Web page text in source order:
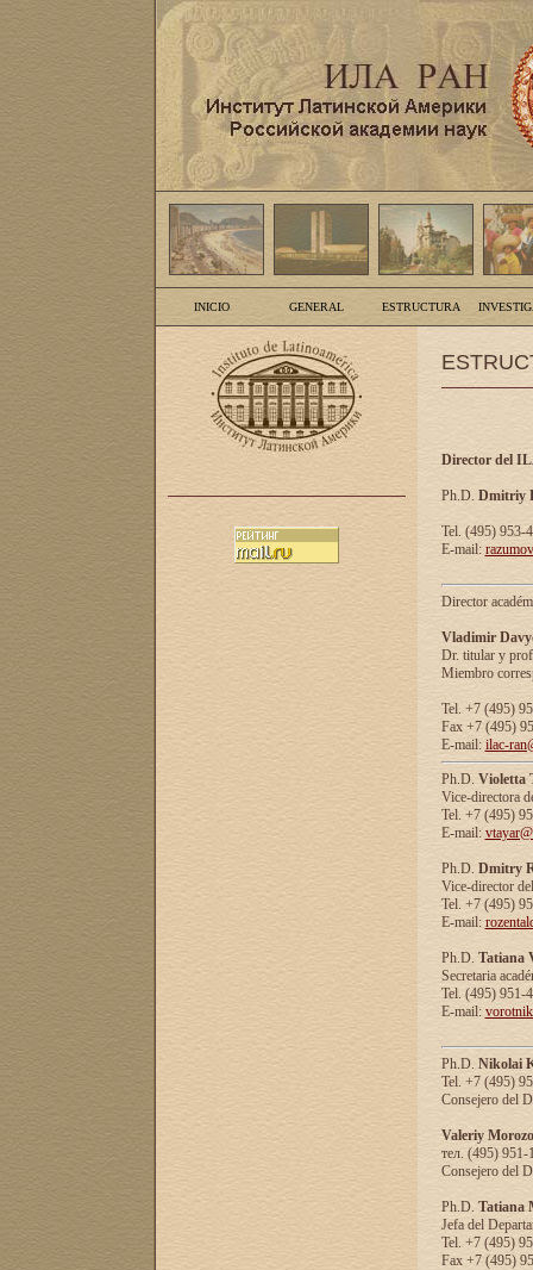
INICIO GENERAL ESTRUCTURA
Director del
Ph.D. Dmitriy
Tel. (495) 953-
E-mail:
Director
Vladimir
Dr. titular y
Miembro
Tel. +7 (495)
Fax +7 (495)
E-mail: ilac-
Ph.D. Violetta
Vice-directora
Tel. +7 (495)
E-mail:
Ph.D. Dmitry
Vice-director
Tel. +7 (495)
E-mail:
Ph.D. Tatiana
Secretaria
Tel. (495) 951-
E-mail:
Ph.D. Nikolai
Tel. +7 (495)
Consejero del
Valeriy
тел. (495) 951-
Consejero del
Ph.D. Tatiana
Jefa del
Tel. +7 (495)
Fax +7 (495)